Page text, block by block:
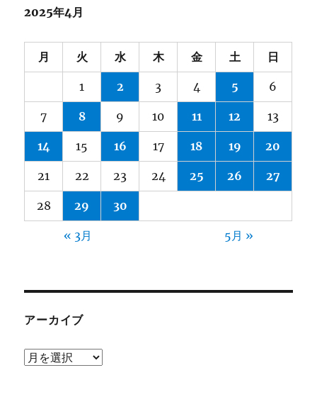
2025年4月
月 火 水 木 金 土 日
1 2 3 4 5 6
7 8 9 10 11 12 13
14 15 16 17 18 19 20
21 22 23 24 25 26 27
28 29 30
« 3月 5月 »
アーカイブ
ア